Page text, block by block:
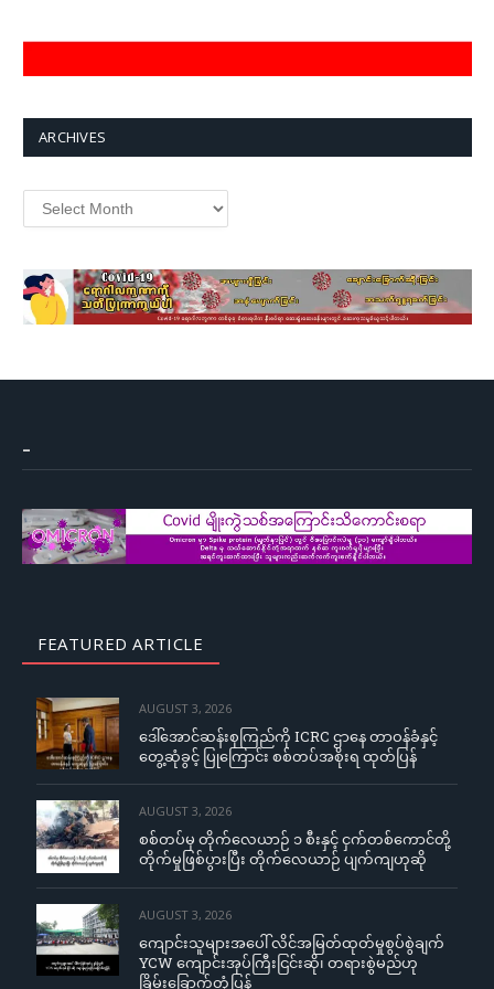
ARCHIVES
Archives
–
FEATURED ARTICLE
AUGUST 3, 2026
ဒေါ်အောင်ဆန်းစုကြည်ကို ICRC ဌာနေ တာဝန်ခံနှင့်
တွေ့ဆုံခွင့် ပြုကြောင်း စစ်တပ်အစိုးရ ထုတ်ပြန်
AUGUST 3, 2026
စစ်တပ်မှ တိုက်လေယာဉ် ၁ စီးနှင့် ငှက်တစ်ကောင်တို့
တိုက်မှုဖြစ်ပွားပြီး တိုက်လေယာဉ် ပျက်ကျဟုဆို
AUGUST 3, 2026
ကျောင်းသူများအပေါ် လိင်အမြတ်ထုတ်မှုစွပ်စွဲချက်
YCW ကျောင်းအုပ်ကြီးငြင်းဆို၊ တရားစွဲမည်ဟု
ခြိမ်းခြောက်တုံ့ပြန်